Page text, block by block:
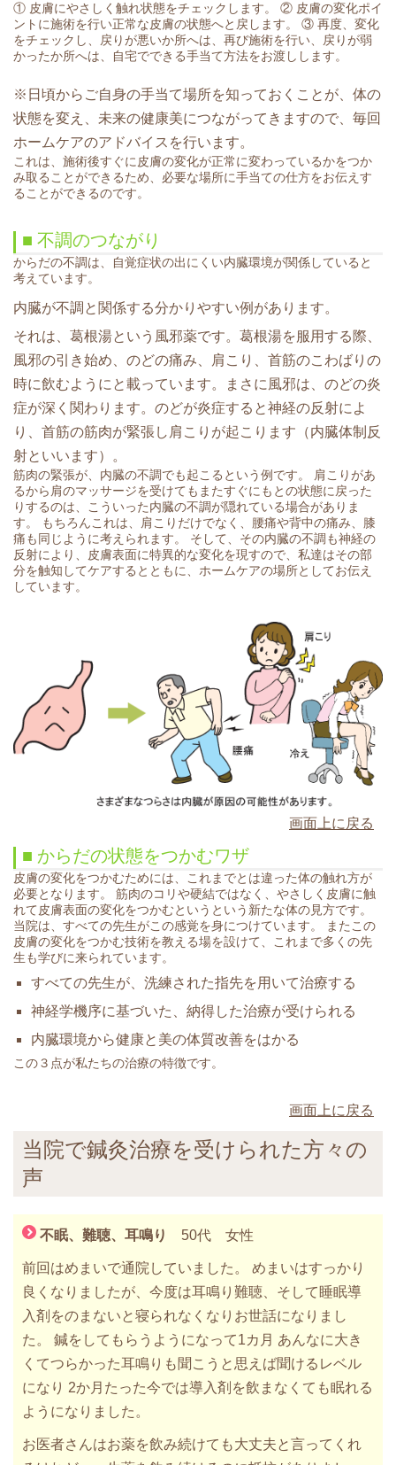
① 皮膚にやさしく触れ状態をチェックします。 ② 皮膚の変化ポイ
ントに施術を行い正常な皮膚の状態へと戻します。 ③ 再度、変化
をチェックし、戻りが悪いか所へは、再び施術を行い、戻りが弱
かったか所へは、自宅でできる手当て方法をお渡しします。
※日頃からご自身の手当て場所を知っておくことが、体の
状態を変え、未来の健康美につながってきますので、毎回
ホームケアのアドバイスを行います。
これは、施術後すぐに皮膚の変化が正常に変わっているかをつか
み取ることができるため、必要な場所に手当ての仕方をお伝えす
ることができるのです。
■ 不調のつながり
からだの不調は、自覚症状の出にくい内臓環境が関係していると
考えています。
内臓が不調と関係する分かりやすい例があります。
それは、葛根湯という風邪薬です。葛根湯を服用する際、
風邪の引き始め、のどの痛み、肩こり、首筋のこわばりの
時に飲むようにと載っています。まさに風邪は、のどの炎
症が深く関わります。のどが炎症すると神経の反射によ
り、首筋の筋肉が緊張し肩こりが起こります（内臓体制反
射といいます）。
筋肉の緊張が、内臓の不調でも起こるという例です。 肩こりがあ
るから肩のマッサージを受けてもまたすぐにもとの状態に戻った
りするのは、こういった内臓の不調が隠れている場合がありま
す。 もちろんこれは、肩こりだけでなく、腰痛や背中の痛み、膝
痛も同じように考えられます。 そして、その内臓の不調も神経の
反射により、皮膚表面に特異的な変化を現すので、私達はその部
分を触知してケアするとともに、ホームケアの場所としてお伝え
しています。
画面上に戻る
■ からだの状態をつかむワザ
皮膚の変化をつかむためには、これまでとは違った体の触れ方が
必要となります。 筋肉のコリや硬結ではなく、やさしく皮膚に触
れて皮膚表面の変化をつかむというという新たな体の見方です。
当院は、すべての先生がこの感覚を身につけています。 またこの
皮膚の変化をつかむ技術を教える場を設けて、これまで多くの先
生も学びに来られています。
すべての先生が、洗練された指先を用いて治療する
神経学機序に基づいた、納得した治療が受けられる
内臓環境から健康と美の体質改善をはかる
この３点が私たちの治療の特徴です。
画面上に戻る
当院で鍼灸治療を受けられた方々の
声
不眠、難聴、耳鳴り 50代 女性
前回はめまいで通院していました。 めまいはすっかり
良くなりましたが、今度は耳鳴り難聴、そして睡眠導
入剤をのまないと寝られなくなりお世話になりまし
た。 鍼をしてもらうようになって1カ月 あんなに大き
くてつらかった耳鳴りも聞こうと思えば聞けるレベル
になり 2か月たった今では導入剤を飲まなくても眠れる
ようになりました。
お医者さんはお薬を飲み続けても大丈夫と言ってくれ